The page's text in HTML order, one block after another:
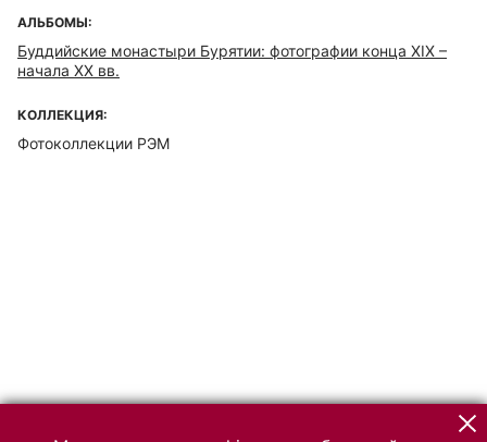
АЛЬБОМЫ:
Буддийские монастыри Бурятии: фотографии конца ХIХ –
начала ХХ вв.
КОЛЛЕКЦИЯ:
Фотоколлекции РЭМ